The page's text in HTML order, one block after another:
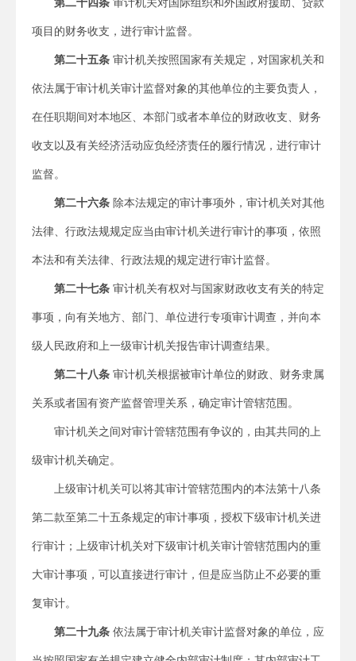
第二十四条 审计机关对国际组织和外国政府援助、贷款
项目的财务收支，进行审计监督。
第二十五条 审计机关按照国家有关规定，对国家机关和
依法属于审计机关审计监督对象的其他单位的主要负责人，
在任职期间对本地区、本部门或者本单位的财政收支、财务
收支以及有关经济活动应负经济责任的履行情况，进行审计
监督。
第二十六条 除本法规定的审计事项外，审计机关对其他
法律、行政法规规定应当由审计机关进行审计的事项，依照
本法和有关法律、行政法规的规定进行审计监督。
第二十七条 审计机关有权对与国家财政收支有关的特定
事项，向有关地方、部门、单位进行专项审计调查，并向本
级人民政府和上一级审计机关报告审计调查结果。
第二十八条 审计机关根据被审计单位的财政、财务隶属
关系或者国有资产监督管理关系，确定审计管辖范围。
审计机关之间对审计管辖范围有争议的，由其共同的上
级审计机关确定。
上级审计机关可以将其审计管辖范围内的本法第十八条
第二款至第二十五条规定的审计事项，授权下级审计机关进
行审计；上级审计机关对下级审计机关审计管辖范围内的重
大审计事项，可以直接进行审计，但是应当防止不必要的重
复审计。
第二十九条 依法属于审计机关审计监督对象的单位，应